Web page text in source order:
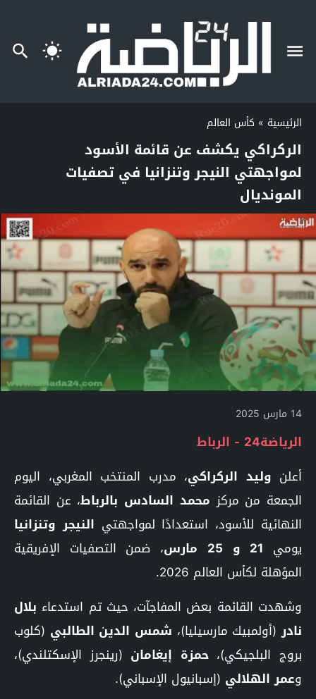
الرئيسية » كأس العالم
الركراكي يكشف عن قائمة الأسود
لمواجهتي النيجر وتنزانيا في تصفيات
المونديال
14 مارس 2025
الرياضة24 - الرباط
أعلن وليد الركراكي، مدرب المنتخب المغربي، اليوم
الجمعة من مركز محمد السادس بالرباط، عن القائمة
النهائية للأسود، استعدادًا لمواجهتي النيجر وتنزانيا
يومي 21 و 25 مارس
، ضمن التصفيات الإفريقية
المؤهلة لكأس العالم 2026.
وشهدت القائمة بعض المفاجآت، حيث تم استدعاء بلال
نادر(أولمبيك مارسيليا)، شمس الدين الطالبي (كلوب
بروج البلجيكي)،حمزة إيغامان (رينجرز الإسكتلندي)،
وعمر الهلالي (إسبانيول الإسباني).